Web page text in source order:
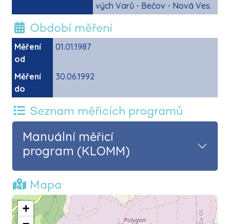
vých Varů - Bečov - Nová Ves.
Období měření
Měření
od
01.01.1987
Měření
do
30.06.1992
Seznam měřicích programů
Manuální měřicí
program (KLOMM)
Mapa
+